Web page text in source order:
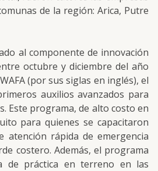
de la región: Arica, Putre
al componente de innovación
octubre y diciembre del año
(por sus siglas en inglés), el
auxilios avanzados para
Este programa, de alto costo en
para quienes se capacitaron
atención rápida de emergencia
costero. Además, el programa
de práctica en terreno en las